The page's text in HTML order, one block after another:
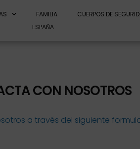
FAMILIA CUERPOS DE
ESPAÑA
CON NOSOTROS
a través del siguiente